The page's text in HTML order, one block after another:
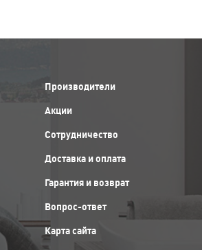
Производители
Акции
Сотрудничество
Доставка и оплата
Гарантия и возврат
Вопрос-ответ
Карта сайта